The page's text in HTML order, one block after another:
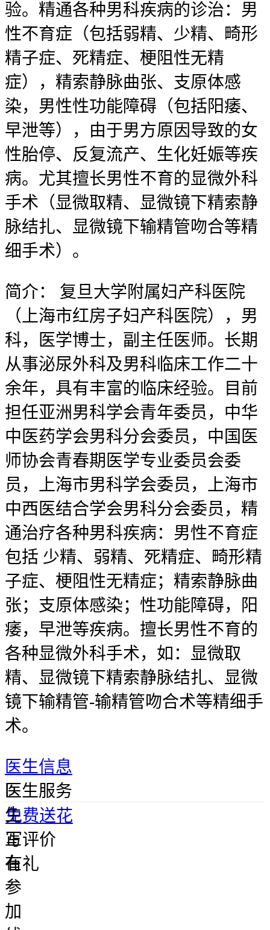
验。精通各种男科疾病的诊治：男
性不育症（包括弱精、少精、畸形
精子症、死精症、梗阻性无精
症），精索静脉曲张、支原体感
染，男性性功能障碍（包括阳痿、
早泄等），由于男方原因导致的女
性胎停、反复流产、生化妊娠等疾
病。尤其擅长男性不育的显微外科
手术（显微取精、显微镜下精索静
脉结扎、显微镜下输精管吻合等精
细手术）。
简介：
复旦大学附属妇产科医院
（上海市红房子妇产科医院），男
科，医学博士，副主任医师。长期
从事泌尿外科及男科临床工作二十
余年，具有丰富的临床经验。目前
担任亚洲男科学会青年委员，中华
中医药学会男科分会委员，中国医
师协会青春期医学专业委员会委
员，上海市男科学会委员，上海市
中西医结合学会男科分会委员，精
通治疗各种男科疾病：男性不育症
包括 少精、弱精、死精症、畸形精
子症、梗阻性无精症；精索静脉曲
张；支原体感染；性功能障碍，阳
痿，早泄等疾病。擅长男性不育的
各种显微外科手术，如：显微取
精、显微镜下精索静脉结扎、显微
镜下输精管-输精管吻合术等精细手
术。
医生信息
医
生
正
在
参
加
医生服务
免费送花
写评价
有礼